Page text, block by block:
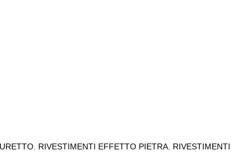
RIVESTIMENTI EFFETTO PIETRA RIVESTIMENTI